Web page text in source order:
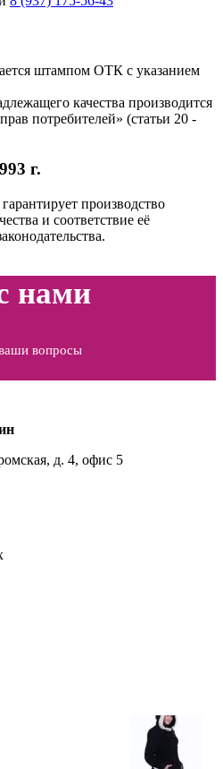
штампом ОТК с указанием
качества производится
потребителей» (статьи 20 ‑
г.
производство
и соответствие её
нами
вопросы
д. 4, офис 5